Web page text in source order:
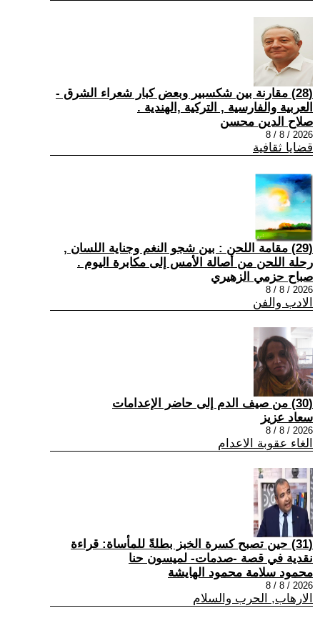
(28) مقارنة بين شكسبير وبعض كبار شعراء الشرق -
العربية والفارسية , التركية ,الهندية .
صلاح الدين محسن
2026 / 8 / 8
قضايا ثقافية
(29) مقامة اللحن : بين شجو النغم وجناية اللسان ,
رحلة اللحن من أصالة الأمس إلى مكابرة اليوم .
صباح حزمي الزهيري
2026 / 8 / 8
الادب والفن
(30) من صيف الدم إلى حاضر الإعدامات
سعاد عزيز
2026 / 8 / 8
الغاء عقوبة الاعدام
(31) حين تصبح كسرة الخبز بطلةً للمأساة: قراءة
نقدية في قصة -صدمات- لميسون حنا
محمود سلامة محمود الهايشة
2026 / 8 / 8
الارهاب, الحرب والسلام